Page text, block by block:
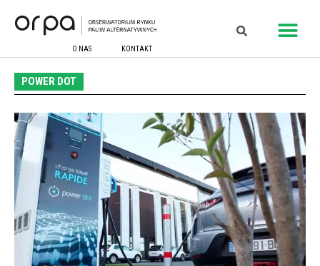
O NAS KONTAKT
POWER DOT